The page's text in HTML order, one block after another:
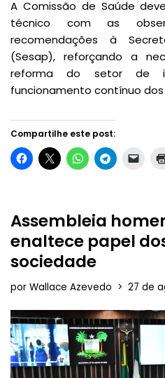
A Comissão de Saúde
técnico com as
recomendações à
(Sesap), reforçando a
reforma do setor de
funcionamento contínuo
Compartilhe este post:
Assembleia
enaltece papel
sociedade
por Wallace Azevedo 27 de